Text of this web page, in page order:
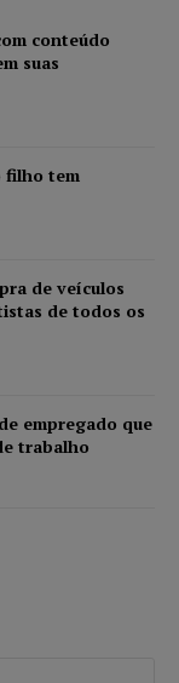
conteúdo
suas
filho tem
de veículos
de todos os
empregado que
trabalho